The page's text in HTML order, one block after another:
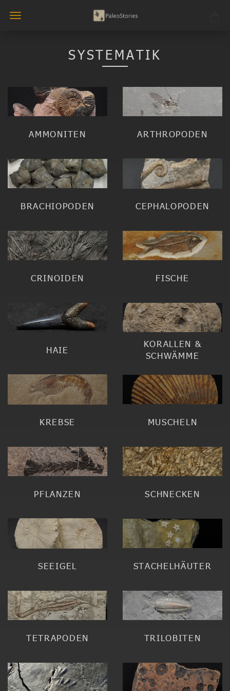
SYSTEMATIK
AMMONITEN ARTHROPODEN
BRACHIOPODEN CEPHALOPODEN
CRINOIDEN FISCHE
HAIE
KORALLEN &
SCHWÄMME
KREBSE MUSCHELN
PFLANZEN SCHNECKEN
SEEIGEL STACHELHÄUTER
TETRAPODEN TRILOBITEN